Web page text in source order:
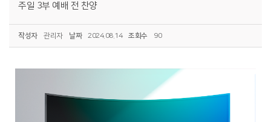
주일 3부 예배 전 찬양
작성자 관리자 날짜 2024.08.14 조회수 90